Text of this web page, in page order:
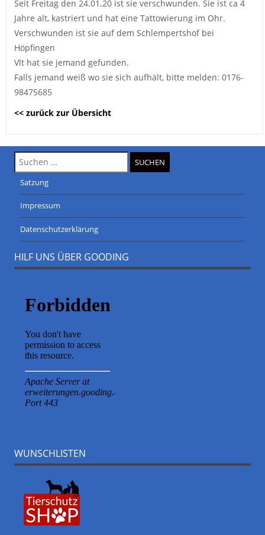
Seit Freitag den 24.01.20 ist sie verschwunden. Sie ist ca 4
Jahre alt, kastriert und hat eine Tattowierung im Ohr.
Verschwunden ist sie auf dem Schlempertshof bei
Höpfingen
Vlt hat sie jemand gefunden.
Falls jemand weiß wo sie sich aufhält, bitte melden: 0176-
98475685
<< zurück zur Übersicht
Suche
nach:
Satzung
Impressum
Datenschutzerklärung
HILF UNS ÜBER GOODING
WUNSCHLISTEN